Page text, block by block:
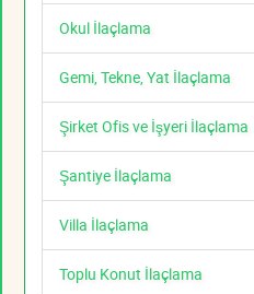
Okul İlaçlama
Gemi, Tekne, Yat İlaçlama
Şirket Ofis ve İşyeri İlaçlama
Şantiye İlaçlama
Villa İlaçlama
Toplu Konut İlaçlama